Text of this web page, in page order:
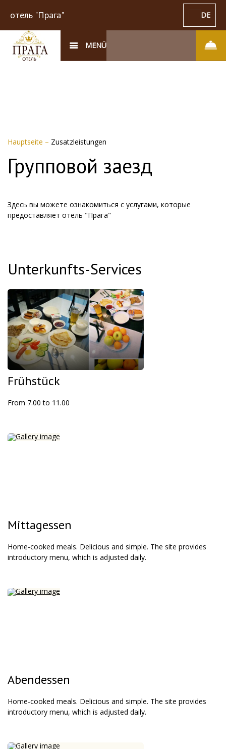
отель "Прага" DE
MENÜ
Hauptseite – Zusatzleistungen
Групповой заезд
Здесь вы можете ознакомиться с услугами, которые
предоставляет отель "Прага"
Unterkunfts-Services
Frühstück
From 7.00 to 11.00
Mittagessen
Home-cooked meals. Delicious and simple. The site provides
introductory menu, which is adjusted daily.
Abendessen
Home-cooked meals. Delicious and simple. The site provides
introductory menu, which is adjusted daily.